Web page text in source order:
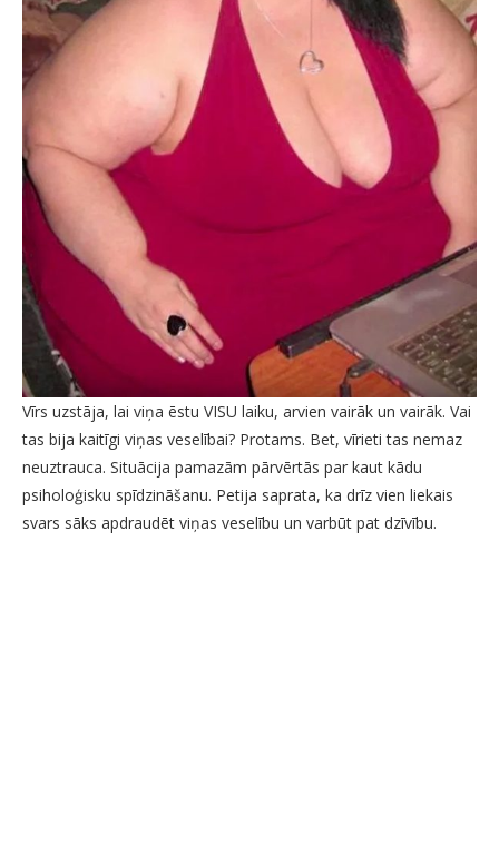
Vīrs uzstāja, lai viņa ēstu VISU laiku, arvien vairāk un vairāk. Vai
tas bija kaitīgi viņas veselībai? Protams. Bet, vīrieti tas nemaz
neuztrauca. Situācija pamazām pārvērtās par kaut kādu
psiholoģisku spīdzināšanu. Petija saprata, ka drīz vien liekais
svars sāks apdraudēt viņas veselību un varbūt pat dzīvību.